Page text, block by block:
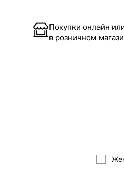
Покупки онлайн
в розничном